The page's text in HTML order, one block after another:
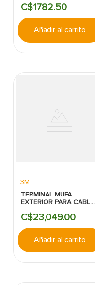
MACLEAN
C$1782.50
Añadir al carrito
3M
TERMINAL MUFA
EXTERIOR PARA CABLE
3M:15KVDE2-
1/0AWG.
C$23,049.00
Añadir al carrito